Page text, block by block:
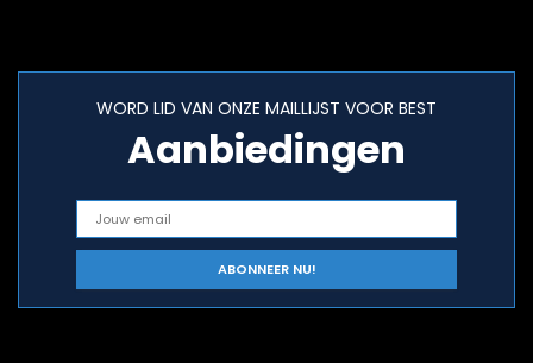
WORD LID VAN ONZE MAILLIJST VOOR BEST
Aanbiedingen